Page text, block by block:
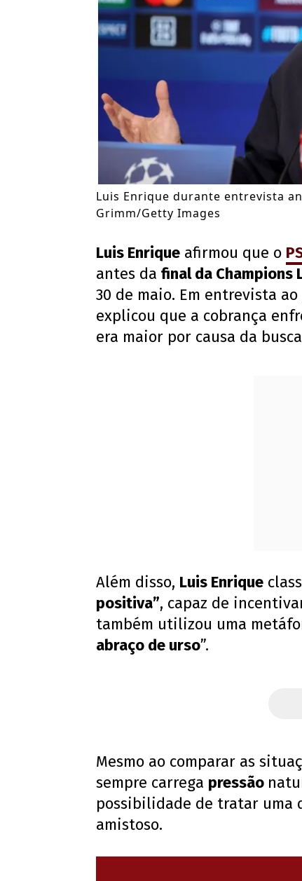
Luis Enrique durante entrevista
Grimm/Getty Images
Luis Enrique afirmou que o
antes da final da Champions
30 de maio. Em entrevista
explicou que a cobrança
era maior por causa da
Além disso, Luis Enrique
positiva”, capaz de
também utilizou uma
abraço de urso”.
Mesmo ao comparar as
sempre carrega pressão
possibilidade de tratar uma
amistoso.